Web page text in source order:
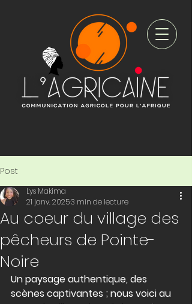
Post
Au coeur du village des
pêcheurs de Pointe-
Noire
Lys Makima
21 janv. 20253 min de lecture
Un paysage authentique, des
scènes captivantes ; nous voici au